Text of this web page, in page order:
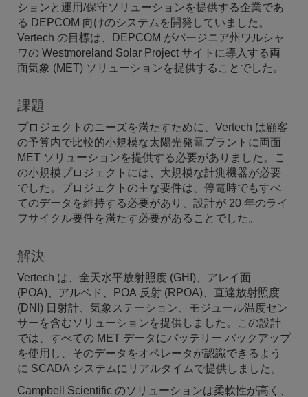
ションと運用/保守ソリューションを提供する企業であ
る DEPCOM 向けのシステムを開発していました。
Vertech の目標は、DEPCOM がバージニア州ワルシャ
ワの Westmoreland Solar Project サイトに導入する両
面気象 (MET) ソリューションを提供することでした。
課題
プロジェクトのニーズを満たすために、Vertech は顧客
の予算内で比較的小規模な太陽光発電プラントに両面
MET ソリューションを提供する必要がありました。こ
の小規模プロジェクトには、大規模な計測機器が必要
でした。プロジェクトの主な要件は、停電時でもすべ
てのデータを維持する必要があり、設計が 20 年のライ
フサイクル要件を満たす必要があることでした。
解決
Vertech は、全天水平放射照度 (GHI)、アレイ面
(POA)、アルベド、POA 反射 (RPOA)、直達放射照度
(DNI) 日射計、気象ステーション、モジュール温度セン
サーを含むソリューションを提供しました。この設計
では、すべての MET データにバッテリー バックアップ
を使用し、そのデータをオペレータが認識できるよう
に SCADA システムにリアルタイムで提供しました。
Campbell Scientific のソリューションは柔軟性が高く、